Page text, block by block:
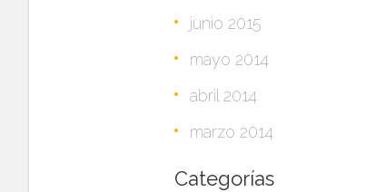
junio 2015
mayo 2014
abril 2014
marzo 2014
Categorías